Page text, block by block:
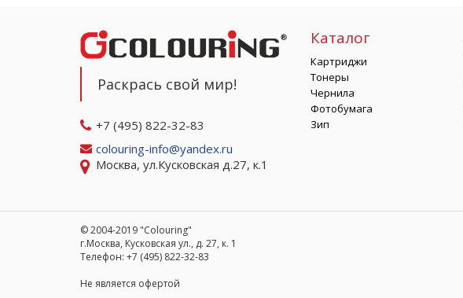
Раскрась свой мир!
+7 (495) 822-32-83
colouring-info@yandex.ru
Москва, ул.Кусковская д.27, к.1
Каталог
Картриджи
Тонеры
Чернила
Фотобумага
Зип
© 2004-2019 "Colouring"
г.Москва, Кусковская ул., д. 27, к. 1
Телефон: +7 (495) 822-32-83
Не является офертой